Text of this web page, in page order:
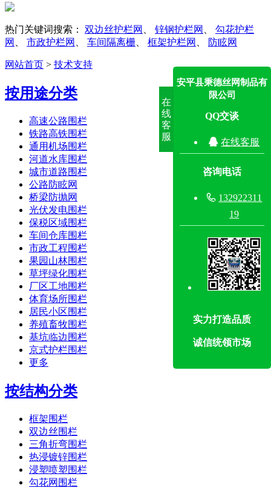
热门关键词搜索： 双边丝护栏网 锌钢护栏网
勾花护栏
网
市政护栏网 车间隔离栅 框架护栏网 防眩网
网站首页 > 技术支持
按用途分类
高速公路围栏
铁路高铁围栏
通用机场围栏
河道水库围栏
城市道路围栏
公路防眩网
桥梁防抛网
光伏发电围栏
保税区域围栏
车间仓库围栏
市政工程围栏
果园山林围栏
草坪绿化围栏
厂区工地围栏
体育场所围栏
居民小区围栏
养殖畜牧围栏
基坑临边围栏
京式护栏围栏
更多
按结构分类
框架围栏
双边丝围栏
三角折弯围栏
热浸镀锌围栏
浸塑喷塑围栏
勾花网围栏
在
线
客
服
安平县秉德丝网制品有
限公司
QQ交谈
 在线客服
咨询电话
 132922311
19
实力打造品质
诚信统领市场